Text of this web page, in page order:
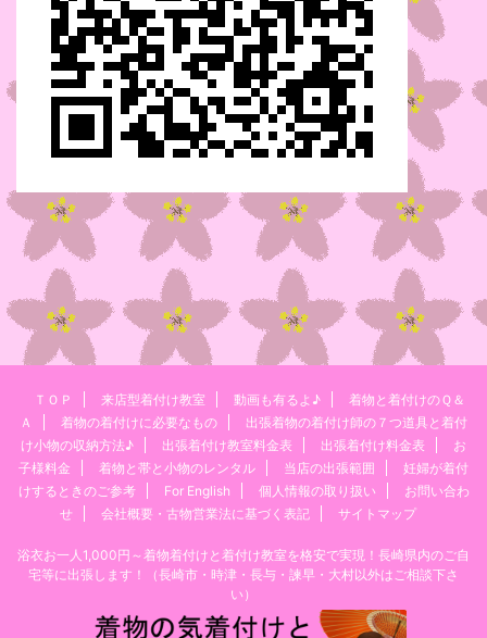
ＴＯＰ 来店型着付け教室 動画も有るよ♪
着物と着付けのＱ＆
Ａ
着物の着付けに必要なもの
出張着物の着付け師の７つ道具と着付
け小物の収納方法♪
出張着付け教室料金表 出張着付け料金表
お
子様料金
着物と帯と小物のレンタル 当店の出張範囲
妊婦が着付
けするときのご参考
For English 個人情報の取り扱い
お問い合わ
せ
会社概要・古物営業法に基づく表記 サイトマップ
浴衣お一人1,000円～着物着付けと着付け教室を格安で実現！長崎県内のご自
宅等に出張します！（長崎市・時津・長与・諫早・大村以外はご相談下さ
い）